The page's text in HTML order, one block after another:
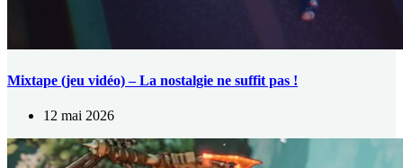
Mixtape (jeu vidéo) – La nostalgie ne suffit pas !
12 mai 2026